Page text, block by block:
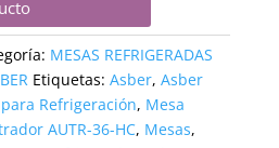
MESAS REFRIGERADAS
Etiquetas: Asber, Asber
Refrigeración, Mesa
AUTR-36-HC, Mesas,